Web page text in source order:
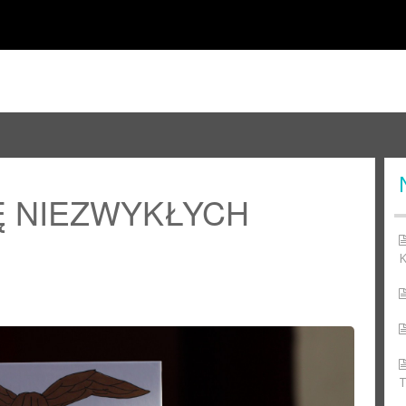
NIEZWYKŁYCH